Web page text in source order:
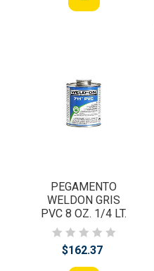
PEGAMENTO
WELDON GRIS
PVC 8 OZ. 1/4 LT.
$162.37